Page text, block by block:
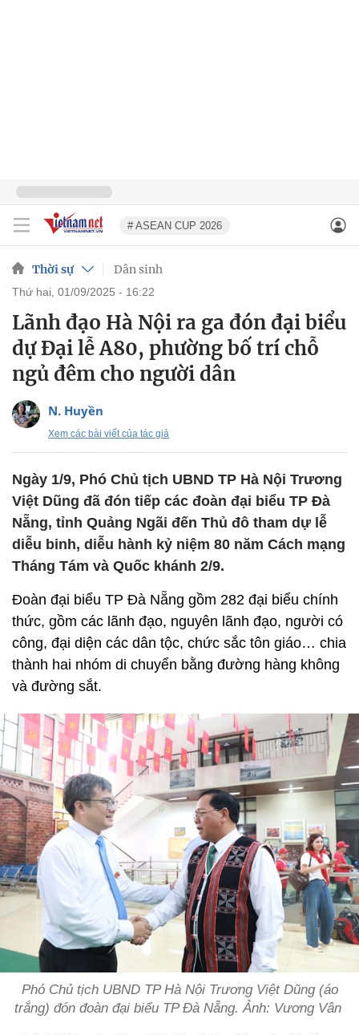
# ASEAN CUP 2026
Thời sự Dân sinh
thứ hai, 01/09/2025 - 16:22
Lãnh đạo Hà Nội ra ga đón đại biểu
dự Đại lễ A80, phường bố trí chỗ
ngủ đêm cho người dân
N. Huyền
Xem các bài viết của tác giả
Ngày 1/9, Phó Chủ tịch UBND TP Hà Nội Trương
Việt Dũng đã đón tiếp các đoàn đại biểu TP Đà
Nẵng, tỉnh Quảng Ngãi đến Thủ đô tham dự lễ
diễu binh, diễu hành kỷ niệm 80 năm Cách mạng
Tháng Tám và Quốc khánh 2/9.
Đoàn đại biểu TP Đà Nẵng gồm 282 đại biểu chính
thức, gồm các lãnh đạo, nguyên lãnh đạo, người có
công, đại diện các dân tộc, chức sắc tôn giáo… chia
thành hai nhóm di chuyển bằng đường hàng không
và đường sắt.
Phó Chủ tịch UBND TP Hà Nội Trương Việt Dũng (áo
trắng) đón đoàn đại biểu TP Đà Nẵng. Ảnh: Vương Vân